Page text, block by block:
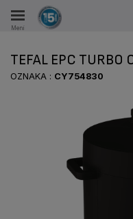
Meni
U PERIODU OD 15
TEFAL EPC TURBO
OZNAKA : CY754830